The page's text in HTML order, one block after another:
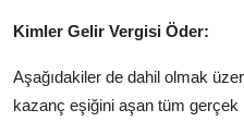
Kimler Gelir Vergisi Öder:
Aşağıdakiler de dahil olmak
kazanç eşiğini aşan tüm